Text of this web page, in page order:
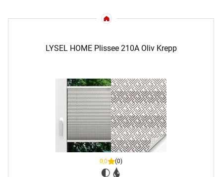
LYSEL HOME Plissee 210A Oliv Krepp
0,0 (0)